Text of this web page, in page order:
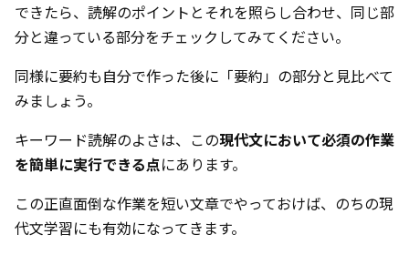
できたら、読解のポイントとそれを照らし合わせ、同じ部
分と違っている部分をチェックしてみてください。
同様に要約も自分で作った後に「要約」の部分と見比べて
みましょう。
キーワード読解のよさは、この現代文において必須の作業
を簡単に実行できる点にあります。
この正直面倒な作業を短い文章でやっておけば、のちの現
代文学習にも有効になってきます。